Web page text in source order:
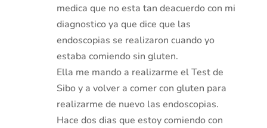
medica que no esta tan deacuerdo con mi
diagnostico ya que dice que las
endoscopias se realizaron cuando yo
estaba comiendo sin gluten.
Ella me mando a realizarme el Test de
Sibo y a volver a comer con gluten para
realizarme de nuevo las endoscopias.
Hace dos dias que estoy comiendo con